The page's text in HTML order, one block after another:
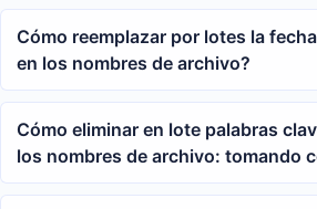
Cómo reemplazar por lotes la
en los nombres de archivo?
Cómo eliminar en lote palabras
los nombres de archivo: tomando
eliminación en lote de "Report" en